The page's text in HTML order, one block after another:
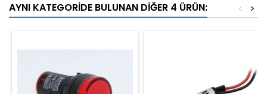
AYNI KATEGORIDE BULUNAN DIĞER 4 ÜRÜN: >
<